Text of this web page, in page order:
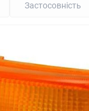
Застосовність